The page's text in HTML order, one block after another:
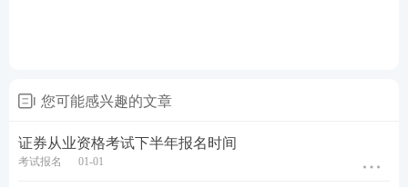
识》两本。分析师和投顾两科新教材已发行，保代暂
财经出版传媒集团出版。【233网校书店买教材送30
天V1体验版题库会员>>
您可能感兴趣的文章
证券从业资格考试下半年报名时间
考试报名 01-01